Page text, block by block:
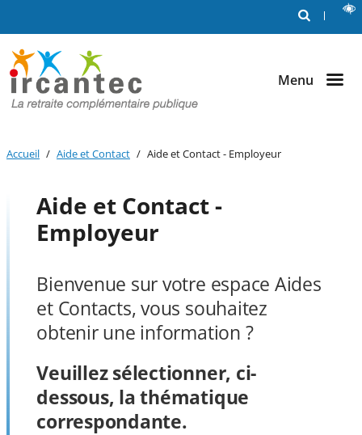
contenu
principal
menu
principal
bouton
lecture
contraste
RECHERCHE
Menu
Accueil Aide et Contact Aide et Contact - Employeur
Aide et Contact -
Employeur
Bienvenue sur votre espace Aides
et Contacts, vous souhaitez
obtenir une information ?
Veuillez sélectionner, ci-
dessous, la thématique
correspondante.